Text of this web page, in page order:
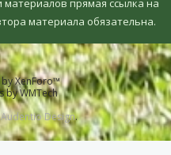
материала обязательна.
XenForo™
by WMTech
Audentio Design.